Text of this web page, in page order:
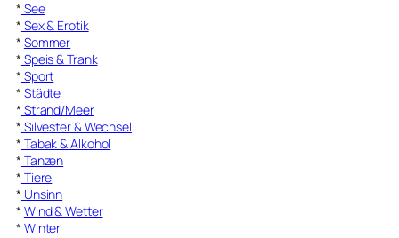
* See
* Sex & Erotik
* Sommer
* Speis & Trank
* Sport
* Städte
* Strand/Meer
* Silvester & Wechsel
* Tabak & Alkohol
* Tanzen
* Tiere
* Unsinn
* Wind & Wetter
* Winter